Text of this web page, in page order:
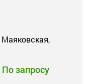
Маяковская,
По запросу